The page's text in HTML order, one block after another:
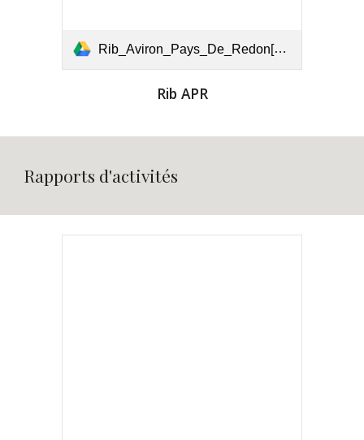
Rib_Aviron_Pays_De_Redon[8666].pdf
Rib APR
Rapports d'activités